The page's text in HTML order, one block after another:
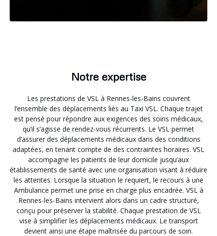
Notre expertise
Les prestations de VSL à Rennes-les-Bains couvrent
l’ensemble des déplacements liés au Taxi VSL. Chaque trajet
est pensé pour répondre aux exigences des soins médicaux,
qu’il s’agisse de rendez-vous récurrents. Le VSL permet
d’assurer des déplacements médicaux dans des conditions
adaptées, en tenant compte de des contraintes horaires. VSL
accompagne les patients de leur domicile jusqu’aux
établissements de santé avec une organisation visant à réduire
les attentes. Lorsque la situation le requiert, le recours à une
Ambulance permet une prise en charge plus encadrée. VSL à
Rennes-les-Bains intervient alors dans un cadre structuré,
conçu pour préserver la stabilité. Chaque prestation de VSL
vise à simplifier les déplacements médicaux. Le transport
devient ainsi une étape maîtrisée du parcours de soin.